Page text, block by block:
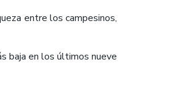
entre los campesinos,
baja en los últimos nueve